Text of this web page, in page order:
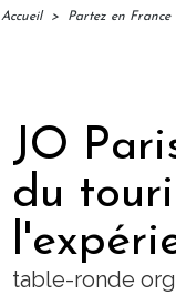
Accueil > Partez en France
JO
du
table-ronde